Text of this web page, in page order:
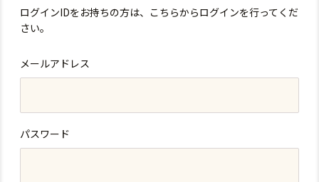
ログインIDをお持ちの方は、こちらからログインを行ってくだ
さい。
メールアドレス
パスワード